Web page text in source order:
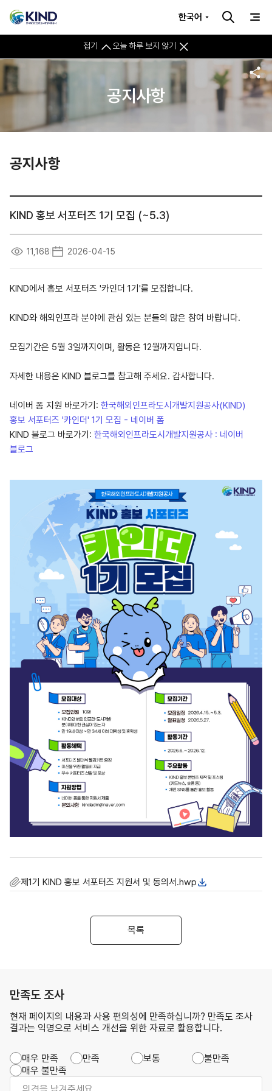
접기 오늘 하루 보지 않기
한국어
공지사항
공지사항
KIND 홍보 서포터즈 1기 모집 (~5.3)
11,168 2026-04-15
KIND에서 홍보 서포터즈 '카인더 1기'를 모집합니다.
KIND와 해외인프라 분야에 관심 있는 분들의 많은 참여 바랍니다.
모집기간은 5월 3일까지이며, 활동은 12월까지입니다.
자세한 내용은 KIND 블로그를 참고해 주세요. 감사합니다.
네이버 폼 지원 바로가기: 한국해외인프라도시개발지원공사(KIND)
홍보 서포터즈 '카인더' 1기 모집 - 네이버 폼
KIND 블로그 바로가기: 한국해외인프라도시개발지원공사 : 네이버
블로그
제1기 KIND 홍보 서포터즈 지원서 및 동의서.hwp
목록
만족도 조사
현재 페이지의 내용과 사용 편의성에 만족하십니까? 만족도 조사
결과는 익명으로 서비스 개선을 위한 자료로 활용합니다.
매우 만족 만족 보통
불만족
매우 불만족